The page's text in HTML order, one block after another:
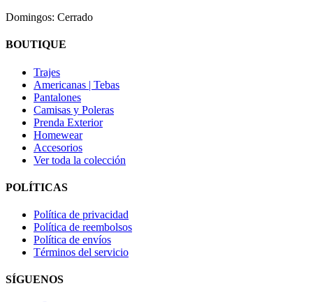
Domingos: Cerrado
BOUTIQUE
Trajes
Americanas | Tebas
Pantalones
Camisas y Poleras
Prenda Exterior
Homewear
Accesorios
Ver toda la colección
POLÍTICAS
Política de privacidad
Política de reembolsos
Política de envíos
Términos del servicio
SÍGUENOS